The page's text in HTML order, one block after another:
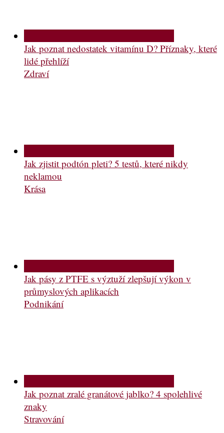
Jak poznat nedostatek vitamínu D? Příznaky, které
lidé přehlíží
Zdraví
Jak zjistit podtón pleti? 5 testů, které nikdy
neklamou
Krása
Jak pásy z PTFE s výztuží zlepšují výkon v
průmyslových aplikacích
Podnikání
Jak poznat zralé granátové jablko? 4 spolehlivé
znaky
Stravování